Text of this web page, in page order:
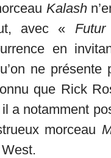
Kalash
avec « Futur
en
ne présente
que Rick
a notamment
morceau